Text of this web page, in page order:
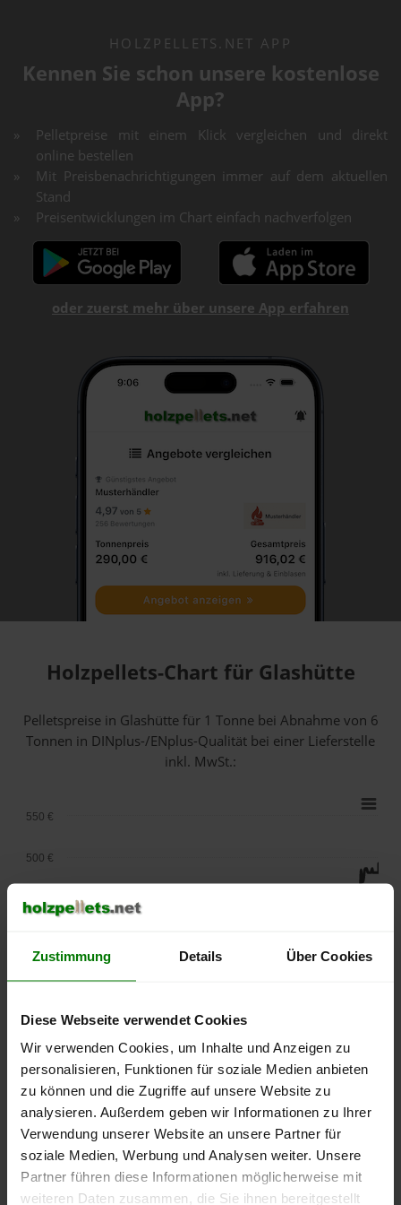
Zustimmung Details Über Cookies
Diese Webseite verwendet Cookies
Wir verwenden Cookies, um Inhalte und Anzeigen zu
personalisieren, Funktionen für soziale Medien anbieten
zu können und die Zugriffe auf unsere Website zu
analysieren. Außerdem geben wir Informationen zu Ihrer
Verwendung unserer Website an unsere Partner für
soziale Medien, Werbung und Analysen weiter. Unsere
Partner führen diese Informationen möglicherweise mit
weiteren Daten zusammen, die Sie ihnen bereitgestellt
HOLZPELLETS.NET APP
Kennen Sie schon unsere kostenlose
App?
Pelletpreise mit einem Klick vergleichen und direkt
online bestellen
Mit Preisbenachrichtigungen immer auf dem aktuellen
Stand
Preisentwicklungen im Chart einfach nachverfolgen
oder zuerst mehr über unsere App erfahren
Holzpellets-Chart für Glashütte
Pelletspreise in Glashütte für 1 Tonne bei Abnahmevon 6
Tonnen in DINplus-/ENplus-Qualität bei einer Lieferstelle
inkl. MwSt.:
lose Ware Sackware
September
2025
Januar
2026
Mai
2026
300 €
350 €
450 €
500 €
550 €
Die aktuelle Preisentwicklung für Holzpellets in Deutschland
können Sie jederzeit auf unsererPelletspreise-Seite
nachvollziehen.